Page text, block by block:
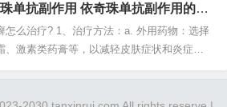
皮脂分泌进行调节，还可以对皮肤瘙痒予以
2、治疗方法静止、消退期银屑病的治疗，以
疗为主；对顽固、泛发皮损，可采用下列方
单抗副作用 依奇珠单抗副作用的危
怎么治疗? 1、治疗方法：a. 外用药物：选择
、激素类药膏等，以减轻皮肤症状和炎症。b.
化学疗法等，有助于缓解症状。2、第一：双